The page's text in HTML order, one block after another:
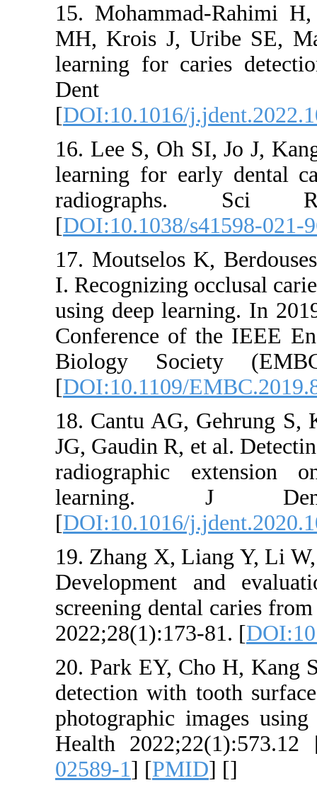
15.
MH, Krois J,
learning for
[
16. Lee S, Oh
learning for
[
17.
I.
using deep
Conference
Biology
[
18. Cantu
JG, Gaudin
[
19. Zhang X,
screening
20. Park EY,
detection
Health
02589-1